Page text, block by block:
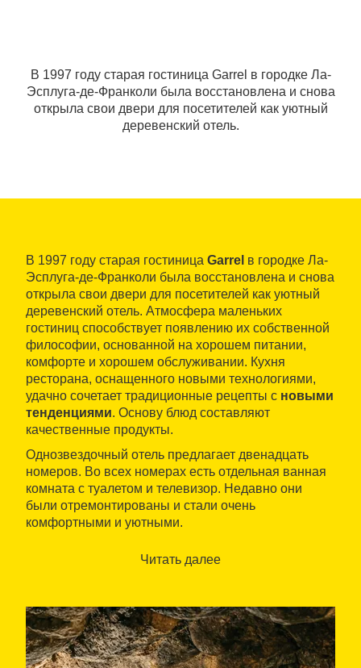
В 1997 году старая гостиница Garrel в городке Ла-
Эсплуга-де-Франколи была восстановлена и снова
открыла свои двери для посетителей как уютный
деревенский отель.
В 1997 году старая гостиница Garrel в городке Ла-
Эсплуга-де-Франколи была восстановлена и снова
открыла свои двери для посетителей как уютный
деревенский отель. Атмосфера маленьких
гостиниц способствует появлению их собственной
философии, основанной на хорошем питании,
комфорте и хорошем обслуживании. Кухня
ресторана, оснащенного новыми технологиями,
удачно сочетает традиционные рецепты с новыми
тенденциями. Основу блюд составляют
качественные продукты.
Однозвездочный отель предлагает двенадцать
номеров. Во всех номерах есть отдельная ванная
комната с туалетом и телевизор. Недавно они
были отремонтированы и стали очень
комфортными и уютными.
Читать далее